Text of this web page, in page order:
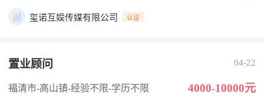
玺诺互娱传媒有限公司 认证
置业顾问 04-22
福清市-高山镇-经验不限-学历不限 4000-10000元